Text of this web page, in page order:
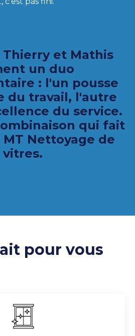
Thierry et Mathis
un duo
: l'un pousse
du travail, l'autre
du service.
qui fait
Nettoyage de
vitres.
pour vous